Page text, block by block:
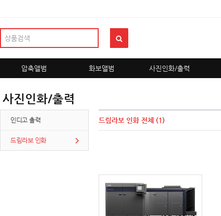
압축앨범 화보앨범 사진인화/출력
사진인화/출력
인디고 출력
드림라보 인화
드림라보 인화 전체 (1)